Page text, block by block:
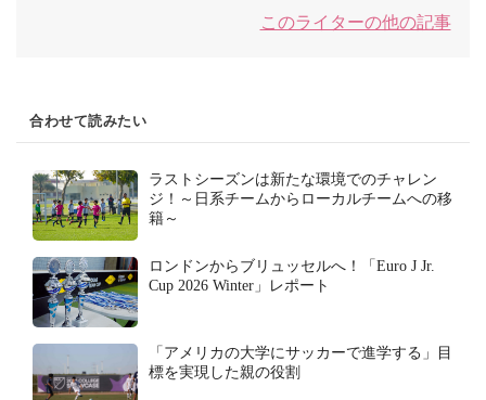
このライターの他の記事
合わせて読みたい
ラストシーズンは新たな環境でのチャレン
ジ！～日系チームからローカルチームへの移
籍～
ロンドンからブリュッセルへ！「Euro J Jr.
Cup 2026 Winter」レポート
「アメリカの大学にサッカーで進学する」目
標を実現した親の役割